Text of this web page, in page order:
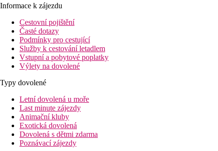
Informace k zájezdu
Cestovní pojištění
Časté dotazy
Podmínky pro cestující
Služby k cestování letadlem
Vstupní a pobytové poplatky
Výlety na dovolené
Typy dovolené
Letní dovolená u moře
Last minute zájezdy
Animační kluby
Exotická dovolená
Dovolená s dětmi zdarma
Poznávací zájezdy